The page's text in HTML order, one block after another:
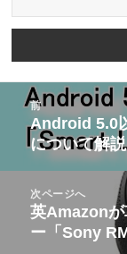
ビ
前
前
の
投
稿:
Android 5.0
について解説
次ページへ
次
英Amazonが
ー「Sony